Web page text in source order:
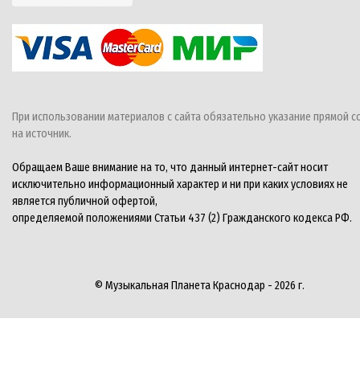
При использовании материалов с сайта обязательно указание прямой
на источник.
Обращаем Ваше внимание на то, что данный интернет-сайт носит
исключительно информационный характер и ни при каких условиях не
является публичной офертой,
определяемой положениями Статьи 437 (2) Гражданского кодекса РФ.
© Музыкальная Планета Краснодар - 2026 г.